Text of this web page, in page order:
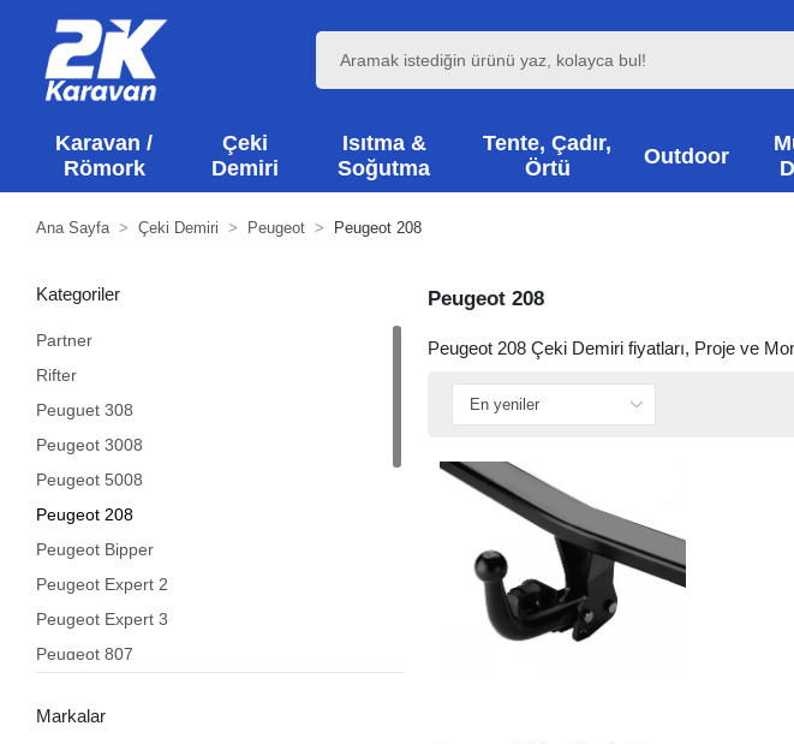
Karavan /
Römork
Çeki
Demiri
Isıtma &
Soğutma
Tente, Çadır,
Örtü
Outdoor
Ana Sayfa Çeki Demiri Peugeot Peugeot 208
Kategoriler
Partner
Rifter
Peuguet 308
Peugeot 3008
Peugeot 5008
Peugeot 208
Peugeot Bipper
Peugeot Expert 2
Peugeot Expert 3
Peugeot 807
307
Markalar
Peugeot 208
Peugeot 208 Çeki Demiri fiyatları, Proje ve